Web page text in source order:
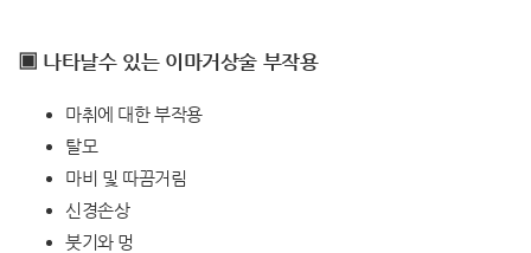
▣ 나타날수 있는 이마거상술 부작용
마취에 대한 부작용
탈모
마비 및 따끔거림
신경손상
붓기와 멍